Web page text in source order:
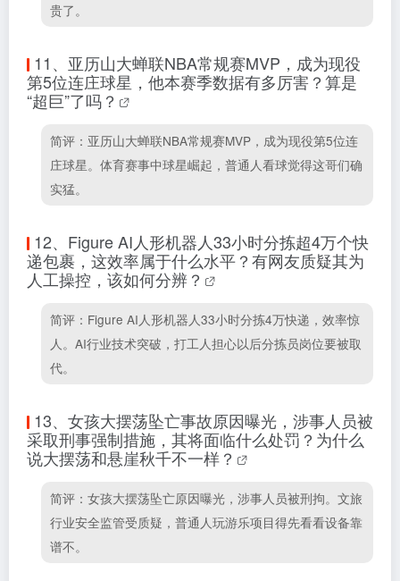
贵了。
11、 亚历山大蝉联NBA常规赛MVP，成为现役
第5位连庄球星，他本赛季数据有多厉害？算是
“超巨”了吗？
简评：亚历山大蝉联NBA常规赛MVP，成为现役第5位连
庄球星。体育赛事中球星崛起，普通人看球觉得这哥们确
实猛。
12、 Figure AI人形机器人33小时分拣超4万个快
递包裹，这效率属于什么水平？有网友质疑其为
人工操控，该如何分辨？
简评：Figure AI人形机器人33小时分拣4万快递，效率惊
人。AI行业技术突破，打工人担心以后分拣员岗位要被取
代。
13、 女孩大摆荡坠亡事故原因曝光，涉事人员被
采取刑事强制措施，其将面临什么处罚？为什么
说大摆荡和悬崖秋千不一样？
简评：女孩大摆荡坠亡原因曝光，涉事人员被刑拘。文旅
行业安全监管受质疑，普通人玩游乐项目得先看看设备靠
谱不。